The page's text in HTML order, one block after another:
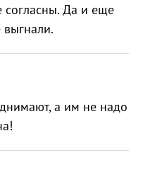
согласны. Да и еще
а им не надо